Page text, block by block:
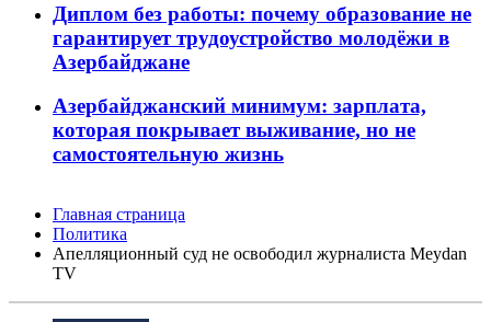
Диплом без работы: почему образование не
гарантирует трудоустройство молодёжи в
Азербайджане
Азербайджанский минимум: зарплата,
которая покрывает выживание, но не
самостоятельную жизнь
Главная страница
Политика
Апелляционный суд не освободил журналиста Meydan
TV